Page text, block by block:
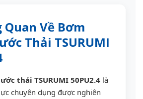
Quan Về Bơm
Thải TSURUMI
thải TSURUMI 50PU2.4 là
chuyên dụng được nghiên